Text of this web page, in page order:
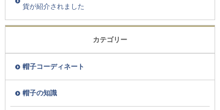
貨が紹介されました
カテゴリー
帽子コーディネート
帽子の知識